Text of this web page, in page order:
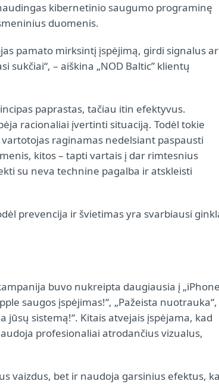
kibernetinio saugumo programinę
duomenis.
pamato mirksintį įspėjimą, girdi signalus ar
– aiškina „NOD Baltic” klientų
paprastas, tačiau itin efektyvus.
racionaliai įvertinti situaciją. Todėl tokie
raginamas nedelsiant paspausti
kitos – tapti vartais į dar rimtesnius
su neva technine pagalba ir atskleisti
prevencija ir švietimas yra svarbiausi
buvo nukreipta daugiausia į
saugos įspėjimas!“, „Pažeista nuotrauka“,
jūsų sistemą!“. Kitais atvejais įspėjama, kad
profesionaliai atrodančius vizualus,
vaizdus, bet ir naudoja garsinius efektus,